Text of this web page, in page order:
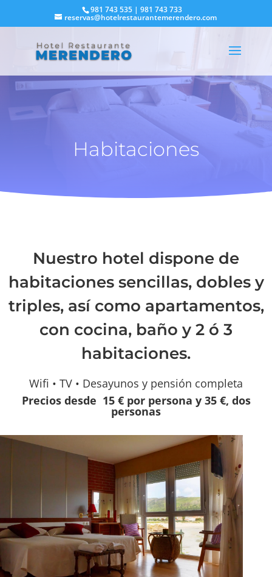
981 743 535 | 981 743 733
reservas@hotelrestaurantemerendero.com
Habitaciones
Nuestro hotel dispone de
habitaciones sencillas, dobles y
triples, así como apartamentos,
con cocina, baño y 2 ó 3
habitaciones.
Wifi • TV • Desayunos y pensión completa
Precios desde 15 € por persona y 35 €, dos
personas